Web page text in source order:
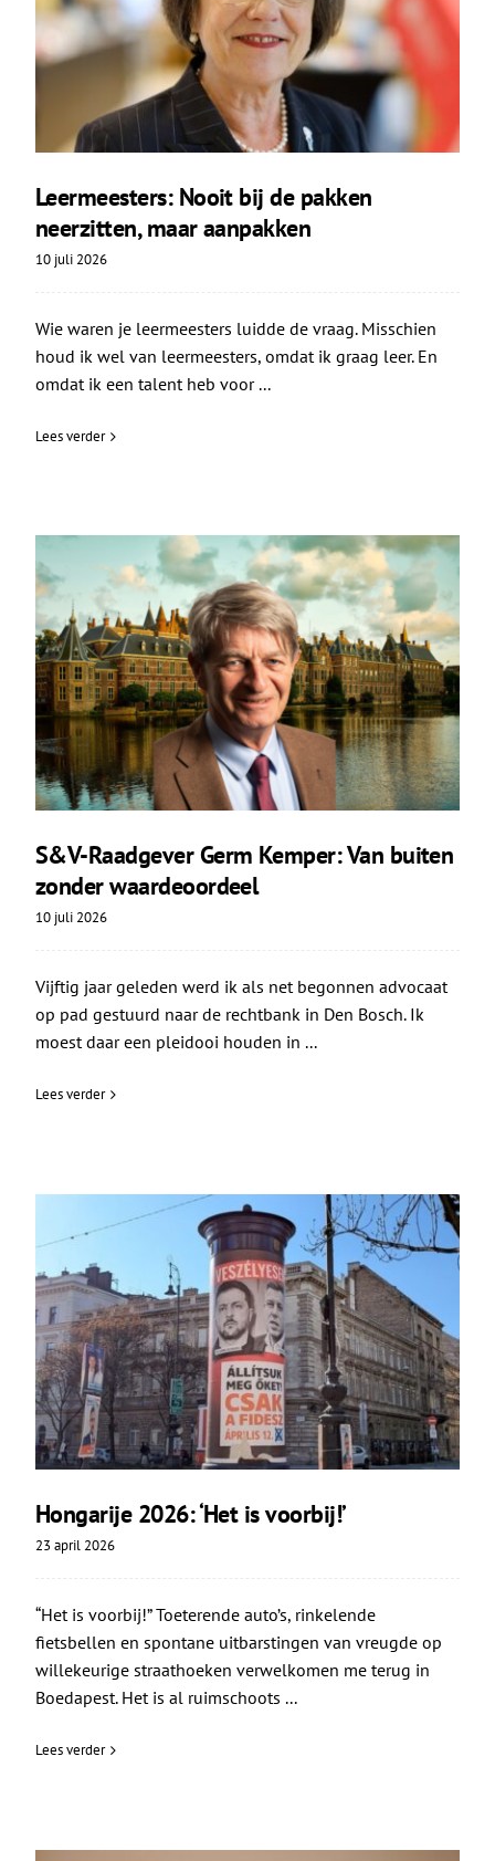
Leermeesters: Nooit bij de pakken
neerzitten, maar aanpakken
10 juli 2026
Wie waren je leermeesters luidde de vraag. Misschien
houd ik wel van leermeesters, omdat ik graag leer. En
omdat ik een talent heb voor ...
Lees verder
S&V-Raadgever Germ Kemper: Van buiten
zonder waardeoordeel
10 juli 2026
Vijftig jaar geleden werd ik als net begonnen advocaat
op pad gestuurd naar de rechtbank in Den Bosch. Ik
moest daar een pleidooi houden in ...
Lees verder
Hongarije 2026: ‘Het is voorbij!’
23 april 2026
“Het is voorbij!” Toeterende auto’s, rinkelende
fietsbellen en spontane uitbarstingen van vreugde op
willekeurige straathoeken verwelkomen me terug in
Boedapest. Het is al ruimschoots ...
Lees verder